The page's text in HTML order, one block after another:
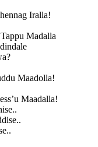
Iralla!
Madalla
Maadolla!
Maadalla!